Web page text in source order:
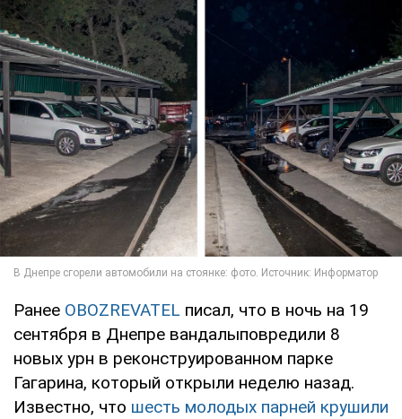
Ранее OBOZREVATEL писал, что в ночь на 19
сентября в Днепре вандалыповредили 8
новых урн в реконструированном парке
Гагарина, который открыли неделю назад.
Известно, что шесть молодых парней крушили